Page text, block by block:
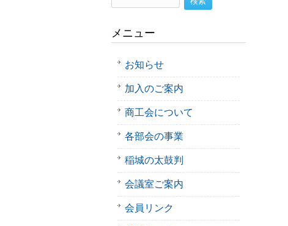
メニュー
お知らせ
加入のご案内
商工会について
各部会の事業
稲城の太鼓判
会議室ご案内
会員リンク